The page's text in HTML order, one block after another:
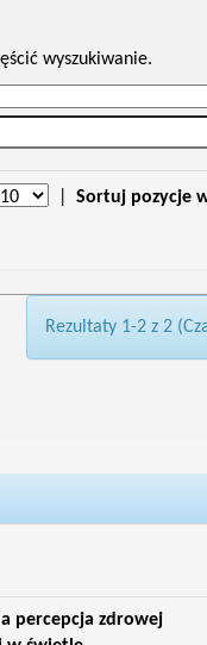
wyszukiwanie.
Sortuj pozycje
Rezultaty 1-2 z 2
percepcja zdrowej